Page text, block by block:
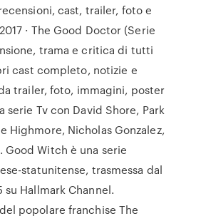
cast, trailer, foto e
· The Good Doctor (Serie
trama e critica di tutti
cast completo, notizie e
trailer, foto, immagini, poster
serie Tv con David Shore, Park
Highmore, Nicholas Gonzalez,
Good Witch è una serie
statunitense, trasmessa dal
su Hallmark Channel.
popolare franchise The